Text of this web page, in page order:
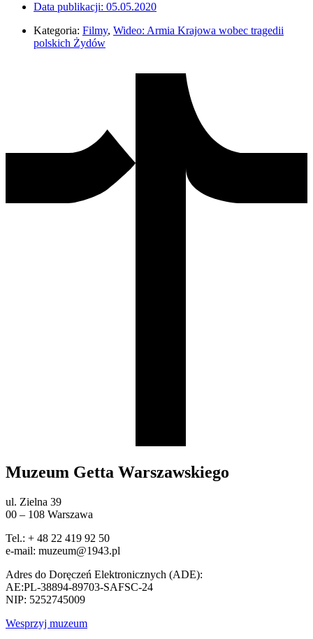
Data publikacji: 05.05.2020
Kategoria: Filmy, Wideo: Armia Krajowa wobec tragedii
polskich Żydów
Muzeum Getta Warszawskiego
ul. Zielna 39
00 – 108 Warszawa
Tel.: + 48 22 419 92 50
e-mail: muzeum@1943.pl
Adres do Doręczeń Elektronicznych (ADE):
AE:PL-38894-89703-SAFSC-24
NIP: 5252745009
Wesprzyj muzeum